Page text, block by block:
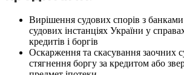
Вирішення судових спорів з
судових інстанціях України у
кредитів і боргів
Оскарження та скасування заочних
стягнення боргу за кредитом або